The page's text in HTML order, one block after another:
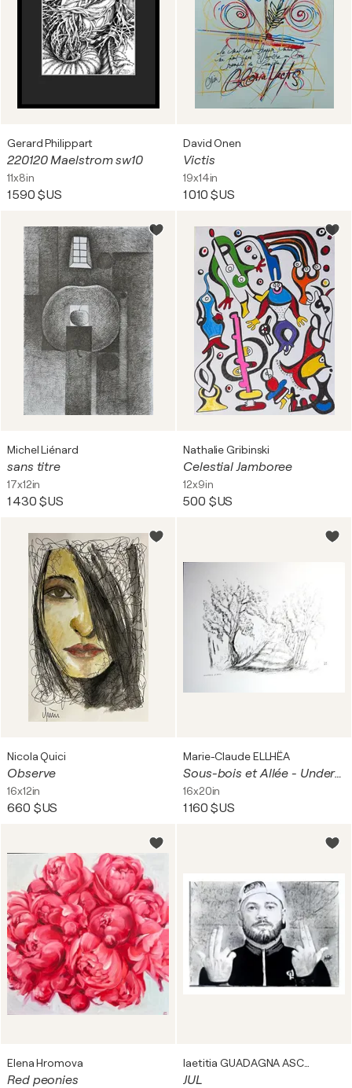
Gerard Philippart
220120 Maelstrom sw10
11x8in
1 590 $US
David Onen
Victis
19x14in
1 010 $US
Michel Liénard
sans titre
17x12in
1 430 $US
Nathalie Gribinski
Celestial Jamboree
12x9in
500 $US
Nicola Quici
Observe
16x12in
660 $US
Marie-Claude ELLHËA
Sous-bois et Allée - Undergrowth and Path
16x20in
1 160 $US
Elena Hromova
Red peonies
laetitia GUADAGNA ASCIAK
JUL